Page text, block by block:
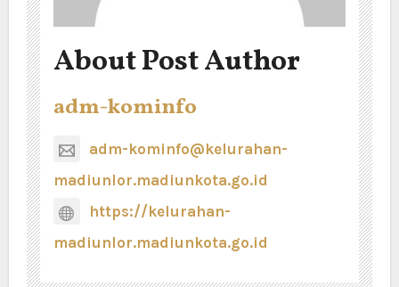
About Post Author
adm-kominfo
adm-kominfo@kelurahan-
madiunlor.madiunkota.go.id
https://kelurahan-
madiunlor.madiunkota.go.id